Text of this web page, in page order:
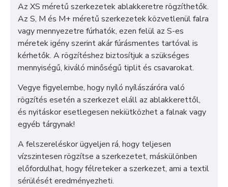
Az XS méretű szerkezetek ablakkeretre rögzíthetők.
Az S, M és M+ méretű szerkezetek közvetlenül falra
vagy mennyezetre fúrhatók, ezen felül az S-es
méretek igény szerint akár fúrásmentes tartóval is
kérhetők. A rögzítéshez biztosítjuk a szükséges
mennyiségű, kiváló minőségű tiplit és csavarokat.
Vegye figyelembe, hogy nyíló nyílászáróra való
rögzítés esetén a szerkezet eláll az ablakkerettől,
és nyitáskor esetlegesen nekiütközhet a falnak vagy
egyéb tárgynak!
A felszereléskor ügyeljen rá, hogy teljesen
vízszintesen rögzítse a szerkezetet, máskülönben
előfordulhat, hogy félreteker a szerkezet, ami a textil
sérülését eredményezheti.